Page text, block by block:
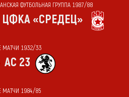
ФУТБОЛЬНАЯ ГРУППА 1987/88
ЦФКА «СРЕДЕЦ»
МАТЧИ 1932/33
АС 23
МАТЧИ 1984/85